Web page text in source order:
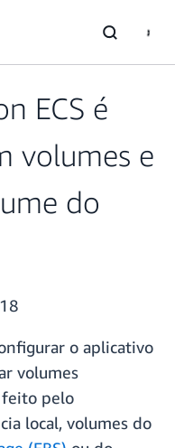
ECS é
volumes e
do
o aplicativo
volumes
feito pelo
local, volumes do